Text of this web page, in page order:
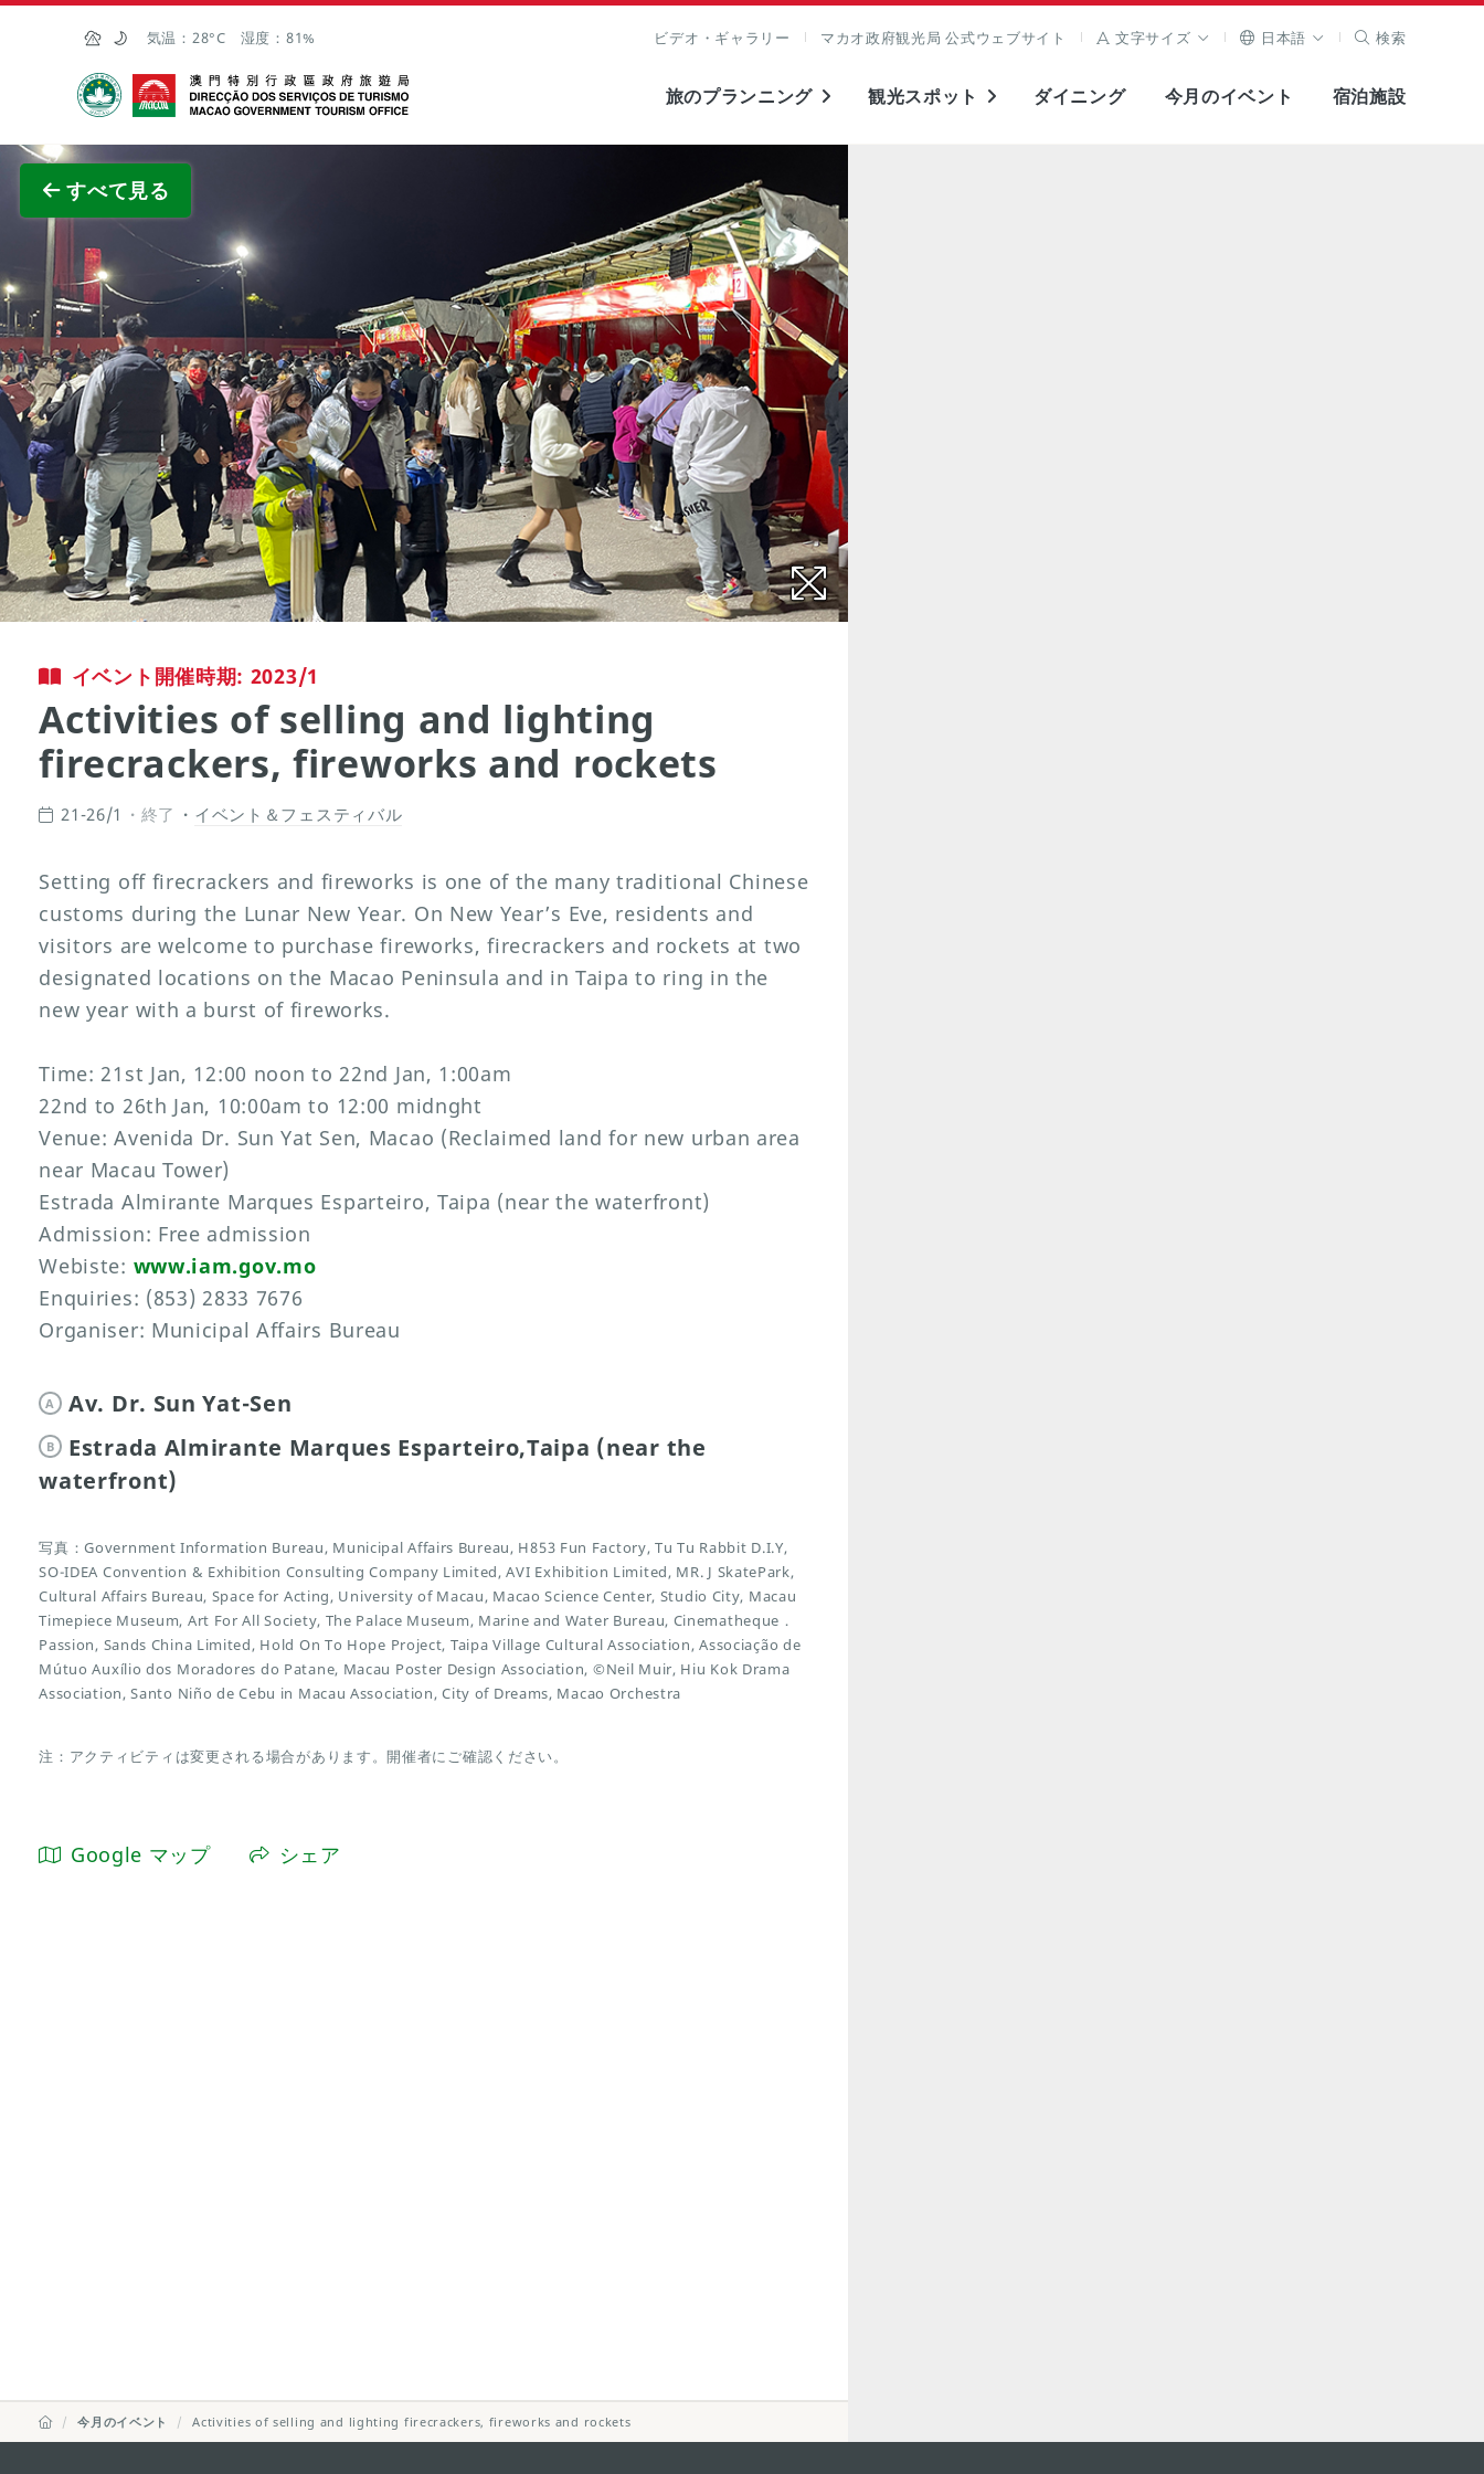
Skip to Main Content
気温： 28°C 湿度： 81% ビデオ・ギャラリー マカオ政府観光局 公式ウェブサイト 文字サイズ 日本語 検索
マカオ政府観光局
旅のプランニング 観光スポット ダイニング 今月のイベント 宿泊施設
すべて見る
イベント開催時期: 2023/1
Activities of selling and lighting
firecrackers, fireworks and rockets
21-26/1 終了 イベント＆フェスティバル
Setting off firecrackers and fireworks is one of the many traditional Chinese
customs during the Lunar New Year. On New Year’s Eve, residents and
visitors are welcome to purchase fireworks, firecrackers and rockets at two
designated locations on the Macao Peninsula and in Taipa to ring in the
new year with a burst of fireworks.
Time: 21st Jan, 12:00 noon to 22nd Jan, 1:00am
22nd to 26th Jan, 10:00am to 12:00 midnght
Venue: Avenida Dr. Sun Yat Sen, Macao (Reclaimed land for new urban area
near Macau Tower)
Estrada Almirante Marques Esparteiro, Taipa (near the waterfront)
Admission: Free admission
Webiste: www.iam.gov.mo
Enquiries: (853) 2833 7676
Organiser: Municipal Affairs Bureau
A Av. Dr. Sun Yat-Sen
B
Estrada Almirante Marques Esparteiro,Taipa (near the
waterfront)
写真：Government Information Bureau, Municipal Affairs Bureau, H853 Fun Factory, Tu Tu Rabbit D.I.Y,
SO-IDEA Convention & Exhibition Consulting Company Limited, AVI Exhibition Limited, MR. J SkatePark,
Cultural Affairs Bureau, Space for Acting, University of Macau, Macao Science Center, Studio City, Macau
Timepiece Museum, Art For All Society, The Palace Museum, Marine and Water Bureau, Cinematheque．
Passion, Sands China Limited, Hold On To Hope Project, Taipa Village Cultural Association, Associação de
Mútuo Auxílio dos Moradores do Patane, Macau Poster Design Association, ©Neil Muir, Hiu Kok Drama
Association, Santo Niño de Cebu in Macau Association, City of Dreams, Macao Orchestra
注：アクティビティは変更される場合があります。開催者にご確認ください。
Google マップ シェア
今月のイベント Activities of selling and lighting firecrackers, fireworks and rockets